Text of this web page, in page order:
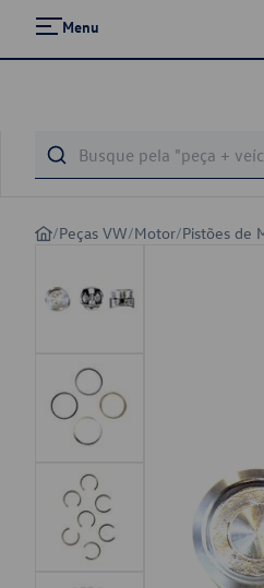
Menu
/Peças VW/Motor/Pistões de